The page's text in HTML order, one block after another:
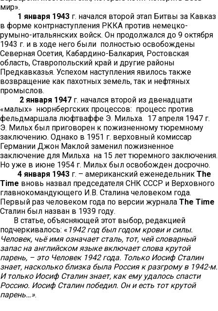
мир».
1 января 1943 г. начался второй этап Битвы за Кавказ
в форме контрнаступления РККА против немецко-
румыно-итальянских войск. Он продолжался до 9 октября
1943 г. и в ходе него были полностью освобождены
Северная Осетия, Кабардино-Балкария, Ростовская
область, Ставропольский край и другие районы
Предкавказья. Успехом наступления явилось также
возвращение как пахотных земель, так и нефтяных
промыслов.
2 января 1947 г. начался второй из двенадцати
«малых» нюрнбергских процессов: процесс против
фельдмаршала люфтваффе Э. Мильха. 17 апреля 1947 г.
Э. Мильх был приговорен к пожизненному тюремному
заключению. Однако в 1951 г. верховный комиссар
Германии Джон Маклой заменил пожизненное
заключение для Мильха на 15 лет тюремного заключения.
Но уже в июне 1954 г. Мильх был освобожден досрочно.
4 января 1943 г. – американский еженедельник The
Time вновь назвал председателя СНК СССР и Верховного
главнокомандующего И.В. Сталина человеком года.
Первый раз человеком года по версии журнала The Time
Сталин был назван в 1939 году.
В статье, объясняющей этот выбор, редакцией
подчеркивалось: « 1942 год был годом крови и силы.
Человек, чьё имя означает сталь, тот, чей словарный
запас на английском языке включает слова крутой
парень, – это Человек 1942 года. Только Иосиф Сталин
знает, насколько близка была Россия к разгрому в 1942-м.
И только Иосиф Сталин знает, как ему удалось спасти
Россию. Иосиф Сталин победил. Он и есть тот крутой
парень…».